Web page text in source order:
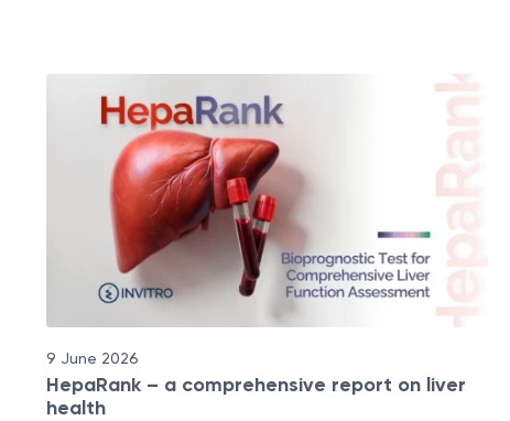
9 June 2026
HepaRank – a comprehensive report on liver
health